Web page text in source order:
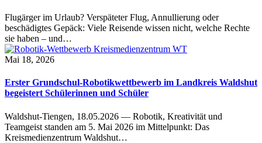
Flugärger im Urlaub? Verspäteter Flug, Annullierung oder
beschädigtes Gepäck: Viele Reisende wissen nicht, welche Rechte
sie haben – und…
Mai 18, 2026
Erster Grundschul-Robotikwettbewerb im Landkreis Waldshut
begeistert Schülerinnen und Schüler
Waldshut-Tiengen, 18.05.2026 — Robotik, Kreativität und
Teamgeist standen am 5. Mai 2026 im Mittelpunkt: Das
Kreismedienzentrum Waldshut…